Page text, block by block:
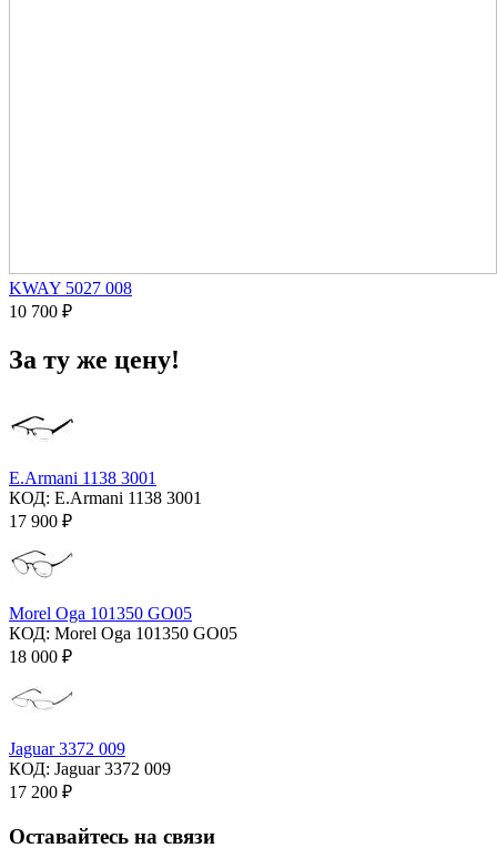
KWAY 5027 008
10 700 ₽
За ту же цену!
E.Armani 1138 3001
КОД: E.Armani 1138 3001
17 900 ₽
Morel Oga 101350 GO05
КОД: Morel Oga 101350 GO05
18 000 ₽
Jaguar 3372 009
КОД: Jaguar 3372 009
17 200 ₽
Оставайтесь на связи